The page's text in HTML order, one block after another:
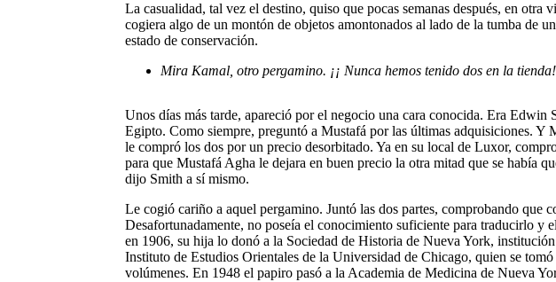
La casualidad, tal vez el destino, quiso que pocas semanas después, en
cogiera algo de un montón de objetos amontonados al lado de la tumba de
estado de conservación.
Mira Kamal, otro pergamino. ¡¡ Nunca hemos tenido dos en la
Unos días más tarde, apareció por el negocio una cara conocida. Era Edwin
Egipto. Como siempre, preguntó a Mustafá por las últimas adquisiciones. Y
le compró los dos por un precio desorbitado. Ya en su local de Luxor,
para que Mustafá Agha le dejara en buen precio la otra mitad que se había
dijo Smith a sí mismo.
Le cogió cariño a aquel pergamino. Juntó las dos partes, comprobando
Desafortunadamente, no poseía el conocimiento suficiente para traducirlo y
en 1906, su hija lo donó a la Sociedad de Historia de Nueva York,
Instituto de Estudios Orientales de la Universidad de Chicago, quien se
volúmenes. En 1948 el papiro pasó a la Academia de Medicina de Nueva